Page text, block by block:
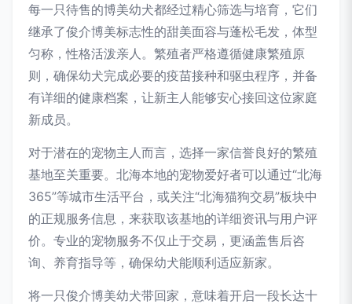
每一只待售的博美幼犬都经过精心筛选与培育，它们
继承了俊介博美标志性的甜美面容与蓬松毛发，体型
匀称，性格活泼亲人。繁殖者严格遵循健康繁殖原
则，确保幼犬完成必要的疫苗接种和驱虫程序，并备
有详细的健康档案，让新主人能够安心接回这位家庭
新成员。
对于潜在的宠物主人而言，选择一家信誉良好的繁殖
基地至关重要。北海本地的宠物爱好者可以通过“北海
365”等城市生活平台，或关注“北海猫狗交易”板块中
的正规服务信息，来获取该基地的详细资讯与用户评
价。专业的宠物服务不仅止于交易，更涵盖售后咨
询、养育指导等，确保幼犬能顺利适应新家。
将一只俊介博美幼犬带回家，意味着开启一段长达十